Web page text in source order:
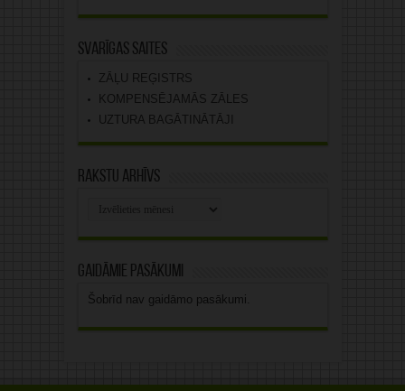
Svarīgas saites
ZĀĻU REĢISTRS
KOMPENSĒJAMĀS ZĀLES
UZTURA BAGĀTINĀTĀJI
Rakstu arhīvs
Gaidāmie pasākumi
Šobrīd nav gaidāmo pasākumi.